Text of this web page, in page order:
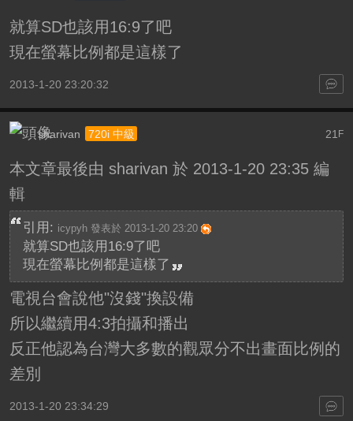
就算SD也該用16:9了吧
現在螢幕比例都是這樣了
2013-1-20 23:20:32
21 F
sharivan 720i 中級
本文章最後由 sharivan 於 2013-1-20 23:35 編
輯
引用: icypyh 發表於 2013-1-20 23:20
就算SD也該用16:9了吧
現在螢幕比例都是這樣了
電視台會說他"沒錢"換設備
所以繼續用4:3拍攝和播出
反正他認為台灣大多數的觀眾分不出畫面比例的
差別
2013-1-20 23:34:29